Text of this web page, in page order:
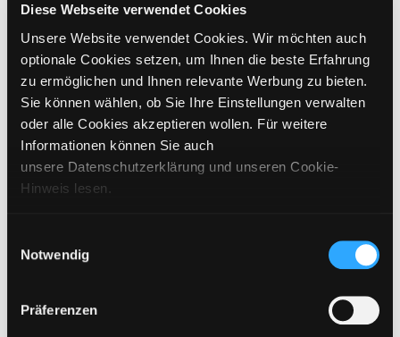
Diese Webseite verwendet Cookies
Unsere Website verwendet Cookies. Wir möchten auch
optionale Cookies setzen, um Ihnen die beste Erfahrung
zu ermöglichen und Ihnen relevante Werbung zu bieten.
Sie können wählen, ob Sie Ihre Einstellungen verwalten
oder alle Cookies akzeptieren wollen. Für weitere
Informationen können Sie auch
unsere Datenschutzerklärung und unseren Cookie-
Hinweis lesen.
Notwendig
Präferenzen
CHOOSE SIZE
99,95 incl. VAT / excl. shipping
PLEASE CHOOSE A SIZE
ADD TO CART
SIZING
CARE INSTRUCTIONS